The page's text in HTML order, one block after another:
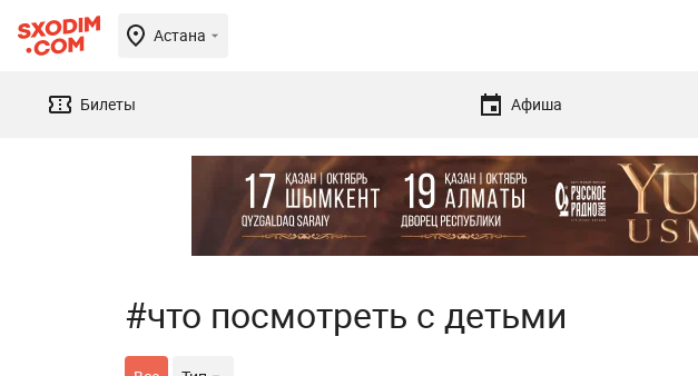
Астана
Билеты Афиша
#что посмотреть с детьми